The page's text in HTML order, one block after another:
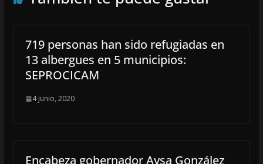
719 personas han sido refugiadas en
13 albergues en 5 municipios:
SEPROCICAM
4 junio, 2020
Encabeza gobernador Aysa González